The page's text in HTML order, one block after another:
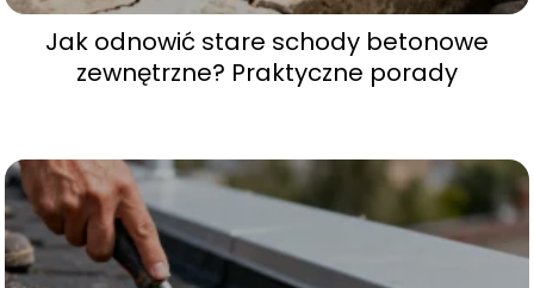
Jak odnowić stare schody betonowe
zewnętrzne? Praktyczne porady